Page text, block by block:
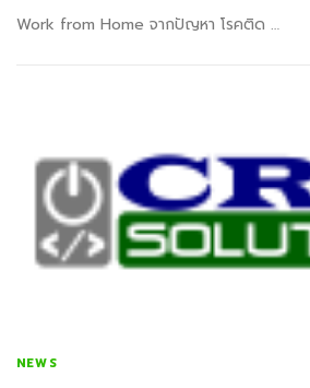
Work from Home จากปัญหา โรคติด …
NEWS